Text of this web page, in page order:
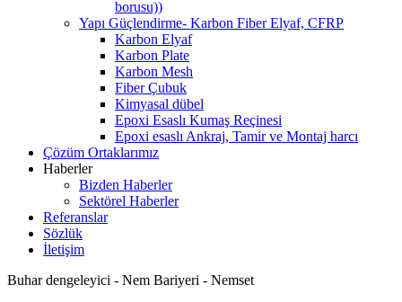
borusu))
Yapı Güçlendirme- Karbon Fiber Elyaf, CFRP
Karbon Elyaf
Karbon Plate
Karbon Mesh
Fiber Çubuk
Kimyasal dübel
Epoxi Esaslı Kumaş Reçinesi
Epoxi esaslı Ankraj, Tamir ve Montaj harcı
Çözüm Ortaklarımız
Haberler
Bizden Haberler
Sektörel Haberler
Referanslar
Sözlük
İletişim
Buhar dengeleyici - Nem Bariyeri - Nemset